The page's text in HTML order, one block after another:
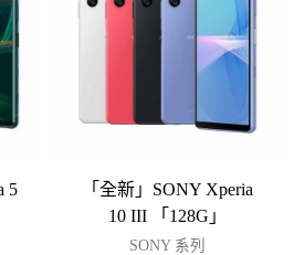
5
「全新」SONY Xperia
10 III 「128G」
SONY 系列